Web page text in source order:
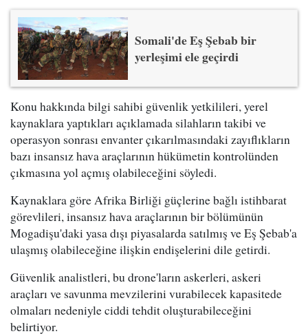
Somali'de Eş Şebab bir
yerleşimi ele geçirdi
Konu hakkında bilgi sahibi güvenlik yetkilileri, yerel
kaynaklara yaptıkları açıklamada silahların takibi ve
operasyon sonrası envanter çıkarılmasındaki zayıflıkların
bazı insansız hava araçlarının hükümetin kontrolünden
çıkmasına yol açmış olabileceğini söyledi.
Kaynaklara göre Afrika Birliği güçlerine bağlı istihbarat
görevlileri, insansız hava araçlarının bir bölümünün
Mogadişu'daki yasa dışı piyasalarda satılmış ve Eş Şebab'a
ulaşmış olabileceğine ilişkin endişelerini dile getirdi.
Güvenlik analistleri, bu drone'ların askerleri, askeri
araçları ve savunma mevzilerini vurabilecek kapasitede
olmaları nedeniyle ciddi tehdit oluşturabileceğini
belirtiyor.